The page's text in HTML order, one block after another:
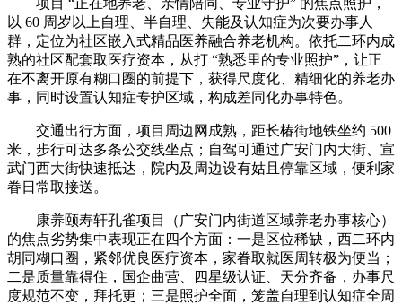
项目 “正在地养老、亲情陪同、专业守护” 的焦点照护，
以 60 周岁以上自理、半自理、失能及认知症为次要办事人
群，定位为社区嵌入式精品医养融合养老机构。依托二环内成
熟的社区配套取医疗资本，从打 “熟悉里的专业照护”，让正
在不离开原有糊口圈的前提下，获得尺度化、精细化的养老办
事，同时设置认知症专护区域，构成差同化办事特色。
交通出行方面，项目周边网成熟，距长椿街地铁坐约 500
米，步行可达多条公交线坐点；自驾可通过广安门内大街、宣
武门西大街快速抵达，院内及周边设有姑且停靠区域，便利家
眷日常取接送。
康养颐寿轩孔雀项目（广安门内街道区域养老办事核心）
的焦点劣势集中表现正在四个方面：一是区位稀缺，西二环内
胡同糊口圈，紧邻优良医疗资本，家眷取就医周转极为便当；
二是质量靠得住，国企曲营、四星级认证、天分齐备，办事尺
度规范不变，拜托更；三是照护全面，笼盖自理到认知症全周